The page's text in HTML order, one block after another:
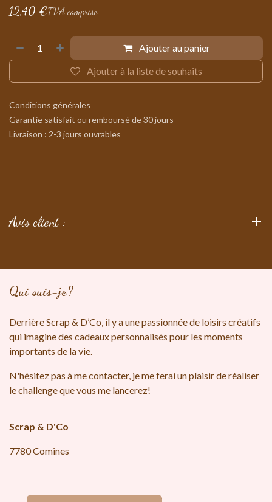
12,40 €TVA comprise
Ajouter au panier
Ajouter à la liste de souhaits
Conditions générales
Garantie satisfait ou remboursé de 30 jours
Livraison : 2-3 jours ouvrables
Avis client :
Qui suis-je?
Derrière Scrap & D’Co, il y a une passion​née de loisirs créatifs
qui imagine des cadeaux personnalisés pour les moments
importants de la vie. ​
N'hésitez pas à me contacter, je me ferai un plaisir de réaliser
le challenge que vous me lancerez!
Scrap & D'Co
7780 Comines